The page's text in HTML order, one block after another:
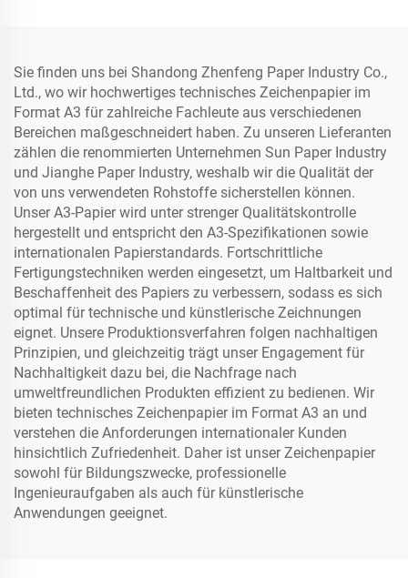
Sie finden uns bei Shandong Zhenfeng Paper Industry Co.,
Ltd., wo wir hochwertiges technisches Zeichenpapier im
Format A3 für zahlreiche Fachleute aus verschiedenen
Bereichen maßgeschneidert haben. Zu unseren Lieferanten
zählen die renommierten Unternehmen Sun Paper Industry
und Jianghe Paper Industry, weshalb wir die Qualität der
von uns verwendeten Rohstoffe sicherstellen können.
Unser A3-Papier wird unter strenger Qualitätskontrolle
hergestellt und entspricht den A3-Spezifikationen sowie
internationalen Papierstandards. Fortschrittliche
Fertigungstechniken werden eingesetzt, um Haltbarkeit und
Beschaffenheit des Papiers zu verbessern, sodass es sich
optimal für technische und künstlerische Zeichnungen
eignet. Unsere Produktionsverfahren folgen nachhaltigen
Prinzipien, und gleichzeitig trägt unser Engagement für
Nachhaltigkeit dazu bei, die Nachfrage nach
umweltfreundlichen Produkten effizient zu bedienen. Wir
bieten technisches Zeichenpapier im Format A3 an und
verstehen die Anforderungen internationaler Kunden
hinsichtlich Zufriedenheit. Daher ist unser Zeichenpapier
sowohl für Bildungszwecke, professionelle
Ingenieuraufgaben als auch für künstlerische
Anwendungen geeignet.